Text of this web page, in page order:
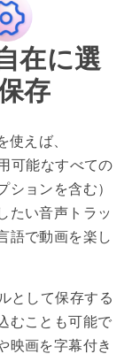
在に選
存
えば、
可能なすべての
ションを含む）
たい音声トラッ
語で動画を楽し
として保存する
むことも可能で
映画を字幕付き